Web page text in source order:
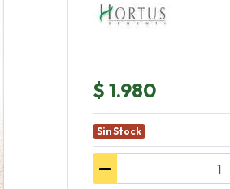
$ 1.980
Sin Stock